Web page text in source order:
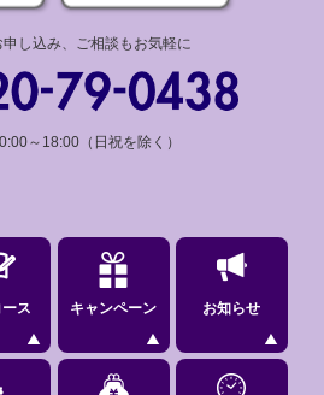
し込み、ご相談もお気軽に
～18:00（日祝を除く）
ス キャンペーン お知らせ